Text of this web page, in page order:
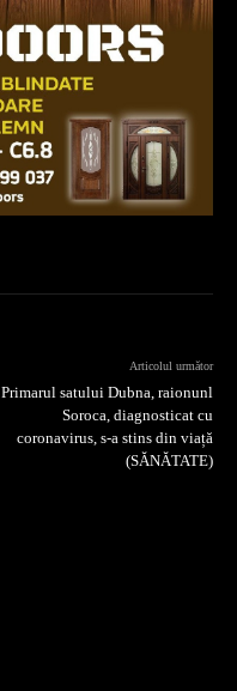
Articolul următor
Primarul satului Dubna, raionunl
Soroca, diagnosticat cu
coronavirus, s-a stins din viață
(SĂNĂTATE)